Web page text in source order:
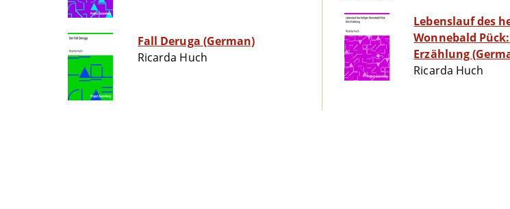
Fall Deruga (German)
Ricarda Huch
Lebenslauf des
Wonnebald
Erzählung
Ricarda Huch